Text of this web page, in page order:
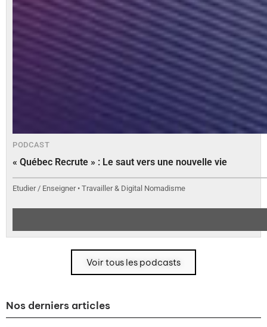
PODCAST
« Québec Recrute » : Le saut vers une nouvelle vie
Etudier / Enseigner • Travailler & Digital Nomadisme
Voir tous les podcasts
Nos derniers articles